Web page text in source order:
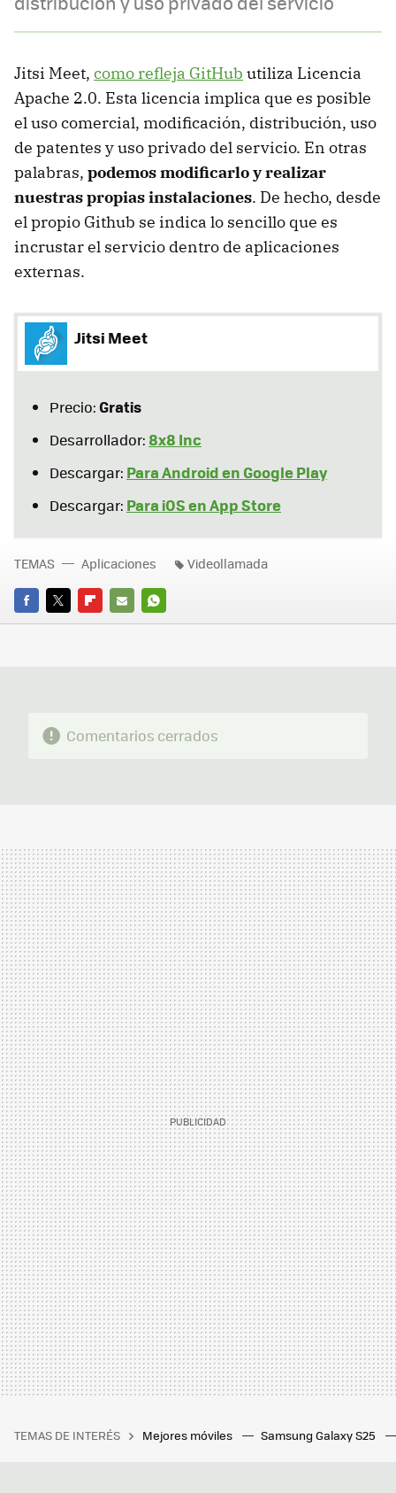
Jitsi Meet, como refleja GitHub utiliza Licencia
Apache 2.0. Esta licencia implica que es posible
el uso comercial, modificación, distribución, uso
de patentes y uso privado del servicio. En otras
palabras, podemos modificarlo y realizar
nuestras propias instalaciones. De hecho, desde
el propio Github se indica lo sencillo que es
incrustar el servicio dentro de aplicaciones
externas.
Jitsi Meet
Precio:Gratis
Desarrollador: 8x8 Inc
Descargar: Para Android en Google Play
Descargar: Para iOS en App Store
FACEBOOK
TWITTERFLIPBOARD
E-
WHATSAPP
TEMAS Aplicaciones Videollamada
Comentarios cerrados
TEMAS DE INTERÉS Mejores móviles Samsung Galaxy S25